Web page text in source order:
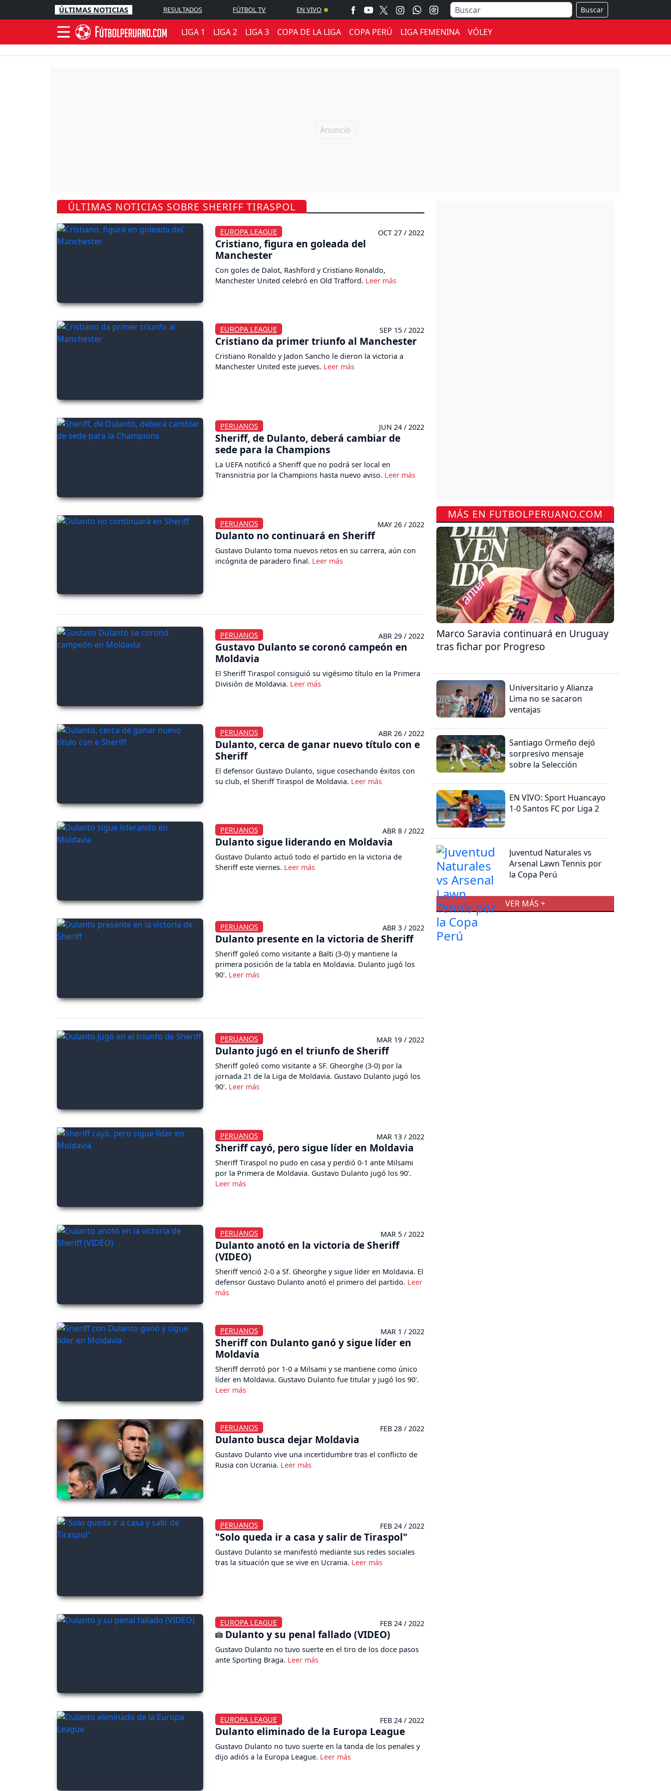
ÚLTIMAS NOTICIAS RESULTADOS FÚTBOL TV EN VIVO Buscar
LIGA 1 LIGA 2 LIGA 3 COPA DE LA LIGA COPA PERÚ LIGA FEMENINA VÓLEY
ÚLTIMAS NOTICIAS SOBRE SHERIFF TIRASPOL
EUROPA LEAGUE OCT 27 / 2022
Cristiano, figura en goleada del
Manchester
Con goles de Dalot, Rashford y Cristiano Ronaldo,
Manchester United celebró en Old Trafford.
EUROPA LEAGUE SEP 15 / 2022
Cristiano da primer triunfo al Manchester
Cristiano Ronaldo y Jadon Sancho le dieron la victoria a
Manchester United este jueves.
PERUANOS JUN 24 / 2022
Sheriff, de Dulanto, deberá cambiar de
sede para la Champions
La UEFA notificó a Sheriff que no podrá ser local en
Transnistria por la Champions hasta nuevo aviso.
PERUANOS MAY 26 / 2022
Dulanto no continuará en Sheriff
Gustavo Dulanto toma nuevos retos en su carrera, aún con
incógnita de paradero final.
PERUANOS ABR 29 / 2022
Gustavo Dulanto se coronó campeón en
Moldavia
El Sheriff Tiraspol consiguió su vigésimo título en la Primera
División de Moldavia.
PERUANOS ABR 26 / 2022
Dulanto, cerca de ganar nuevo título con e
Sheriff
El defensor Gustavo Dulanto, sigue cosechando éxitos con
su club, el Sheriff Tiraspol de Moldavia.
PERUANOS ABR 8 / 2022
Dulanto sigue liderando en Moldavia
Gustavo Dulanto actuó todo el partido en la victoria de
Sheriff este viernes.
PERUANOS ABR 3 / 2022
Dulanto presente en la victoria de Sheriff
Sheriff goleó como visitante a Balti (3-0) y mantiene la
primera posición de la tabla en Moldavia. Dulanto jugó los
90'.
PERUANOS MAR 19 / 2022
Dulanto jugó en el triunfo de Sheriff
Sheriff goleó como visitante a SF. Gheorghe (3-0) por la
jornada 21 de la Liga de Moldavia. Gustavo Dulanto jugó los
90'.
PERUANOS MAR 13 / 2022
Sheriff cayó, pero sigue líder en Moldavia
Sheriff Tiraspol no pudo en casa y perdió 0-1 ante Milsami
por la Primera de Moldavia. Gustavo Dulanto jugó los 90'.
PERUANOS MAR 5 / 2022
Dulanto anotó en la victoria de Sheriff
(VIDEO)
Sheriff venció 2-0 a Sf. Gheorghe y sigue líder en Moldavia. El
defensor Gustavo Dulanto anotó el primero del partido.
PERUANOS MAR 1 / 2022
Sheriff con Dulanto ganó y sigue líder en
Moldavia
Sheriff derrotó por 1-0 a Milsami y se mantiene como único
líder en Moldavia. Gustavo Dulanto fue titular y jugó los 90'.
PERUANOS FEB 28 / 2022
Dulanto busca dejar Moldavia
Gustavo Dulanto vive una incertidumbre tras el conflicto de
Rusia con Ucrania.
PERUANOS FEB 24 / 2022
"Solo queda ir a casa y salir de Tiraspol"
Gustavo Dulanto se manifestó mediante sus redes sociales
tras la situación que se vive en Ucrania.
EUROPA LEAGUE FEB 24 / 2022
Dulanto y su penal fallado (VIDEO)
Gustavo Dulanto no tuvo suerte en el tiro de los doce pasos
ante Sporting Braga.
EUROPA LEAGUE FEB 24 / 2022
Dulanto eliminado de la Europa League
Gustavo Dulanto no tuvo suerte en la tanda de los penales y
dijo adiós a la Europa League.
MÁS EN FUTBOLPERUANO.COM
Marco Saravia continuará en Uruguay
tras fichar por Progreso
Universitario y Alianza
Lima no se sacaron
ventajas
Santiago Ormeño dejó
sorpresivo mensaje
sobre la Selección
EN VIVO: Sport Huancayo
1-0 Santos FC por Liga 2
Juventud Naturales vs
Arsenal Lawn Tennis por
la Copa Perú
VER MÁS +